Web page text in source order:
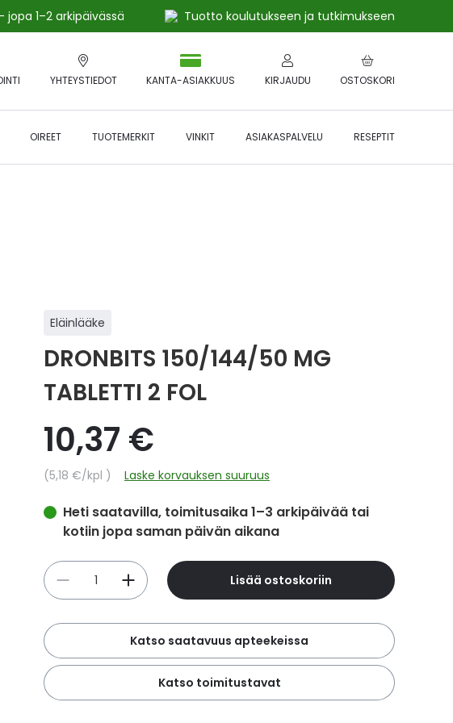
1–2 arkipäivässä
Tuotto koulutukseen ja tutkimukseen
YHTEYSTIEDOT OSTOSKORI
KANTA-ASIAKKUUS KIRJAUDU
OIREET TUOTEMERKIT VINKIT ASIAKASPALVELU RESEPTIT
Eläinlääke
DRONBITS 150/144/50 MG
TABLETTI 2 FOL
10,37 €
Yksikköhinta
5,18 €/kpl Laske korvauksen suuruus
Heti saatavilla, toimitusaika 1–3 arkipäivää tai
kotiin jopa saman päivän aikana
Määrä
Lisää ostoskoriin
Katso saatavuus apteekeissa
Katso toimitustavat